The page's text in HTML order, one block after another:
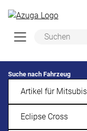
Suche nach Fahrzeug